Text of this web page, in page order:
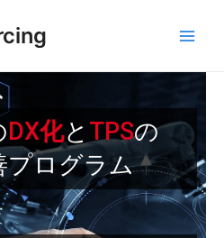
DX化と TPSの
プログラム